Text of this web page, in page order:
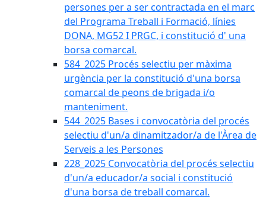
persones per a ser contractada en el marc
del Programa Treball i Formació, línies
DONA, MG52 I PRGC, i constitució d' una
borsa comarcal.
584_2025 Procés selectiu per màxima
urgència per la constitució d'una borsa
comarcal de peons de brigada i/o
manteniment.
544_2025 Bases i convocatòria del procés
selectiu d'un/a dinamitzador/a de l'Àrea de
Serveis a les Persones
228_2025 Convocatòria del procés selectiu
d'un/a educador/a social i constitució
d'una borsa de treball comarcal.